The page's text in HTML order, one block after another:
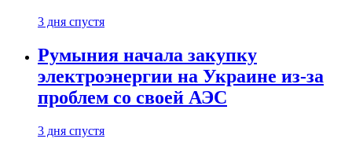
3 дня спустя
Румыния начала закупку
электроэнергии на Украине из-за
проблем со своей АЭС
3 дня спустя